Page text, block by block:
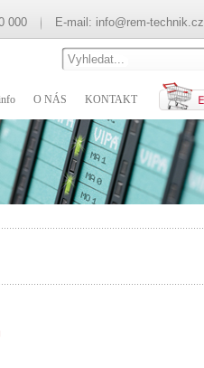
000 E-mail: info@rem-technik.cz
O NÁS KONTAKT